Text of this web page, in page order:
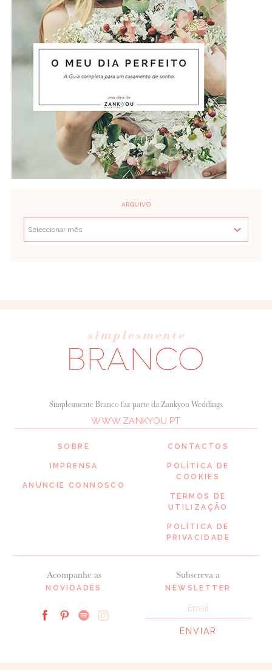
ARQUIVO
SOBRE
IMPRENSA
ANUNCIE CONNOSCO
Acompanhe as
NOVIDADES
Simplesmente Branco faz parte da Zankyou Weddings
WWW.ZANKYOU.PT
Subscreva a
NEWSLETTER
CONTACTOS
POLÍTICA DE
COOKIES
TERMOS DE
UTILIZAÇÃO
POLÍTICA DE
PRIVACIDADE